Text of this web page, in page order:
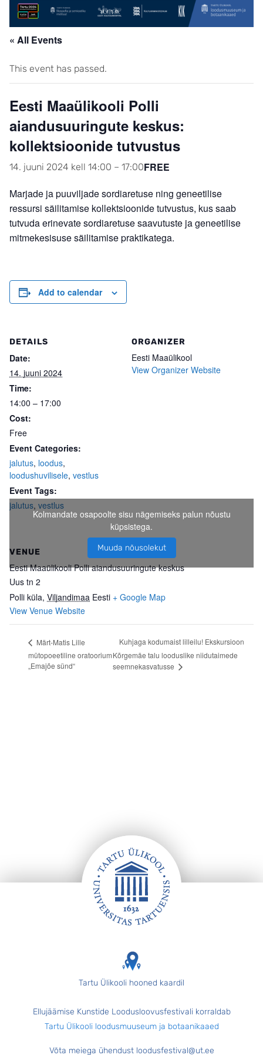
« All Events
This event has passed.
Eesti Maaülikooli Polli
aiandusuuringute keskus:
kollektsioonide tutvustus
14. juuni 2024 kell 14:00 – 17:00FREE
Marjade ja puuviljade sordiaretuse ning geneetilise
ressursi säilitamise kollektsioonide tutvustus, kus saab
tutvuda erinevate sordiaretuse saavutuste ja geneetilise
mitmekesisuse säilitamise praktikatega.
Add to calendar
DETAILS
Date:
14. juuni 2024
Time:
14:00 – 17:00
Cost:
Free
Event Categories:
jalutus, loodus,
loodushuvilisele, vestlus
Event Tags:
jalutus, vestlus
ORGANIZER
Eesti Maaülikool
View Organizer Website
VENUE
Eesti Maaülikooli Polli aiandusuuringute keskus
Uus tn 2
Polli küla, Viljandimaa Eesti + Google Map
View Venue Website
Kolmandate osapoolte sisu nägemiseks palun nõustu
küpsistega.
Muuda nõusolekut
Märt-Matis Lille
mütopoeetiline oratoorium
„Emajõe sünd“
Kuhjaga kodumaist lilleilu! Ekskursioon
Kõrgemäe talu looduslike niidutaimede
seemnekasvatusse
Tartu Ülikooli hooned kaardil
Ellujäämise Kunstide Loodusloovusfestivali korraldab
Tartu Ülikooli loodusmuuseum ja botaanikaaed
Võta meiega ühendust loodusfestival@ut.ee